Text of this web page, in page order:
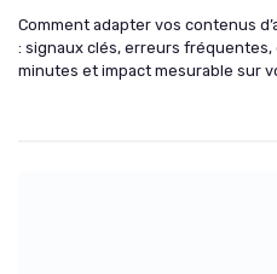
Comment adapter vos contenus
: signaux clés, erreurs
minutes et impact mesurable sur